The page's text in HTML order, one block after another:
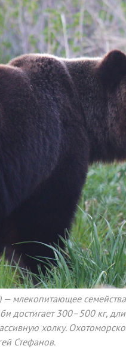
— млекопитающее
достигает 300–500 кг,
холку.
Стефанов.